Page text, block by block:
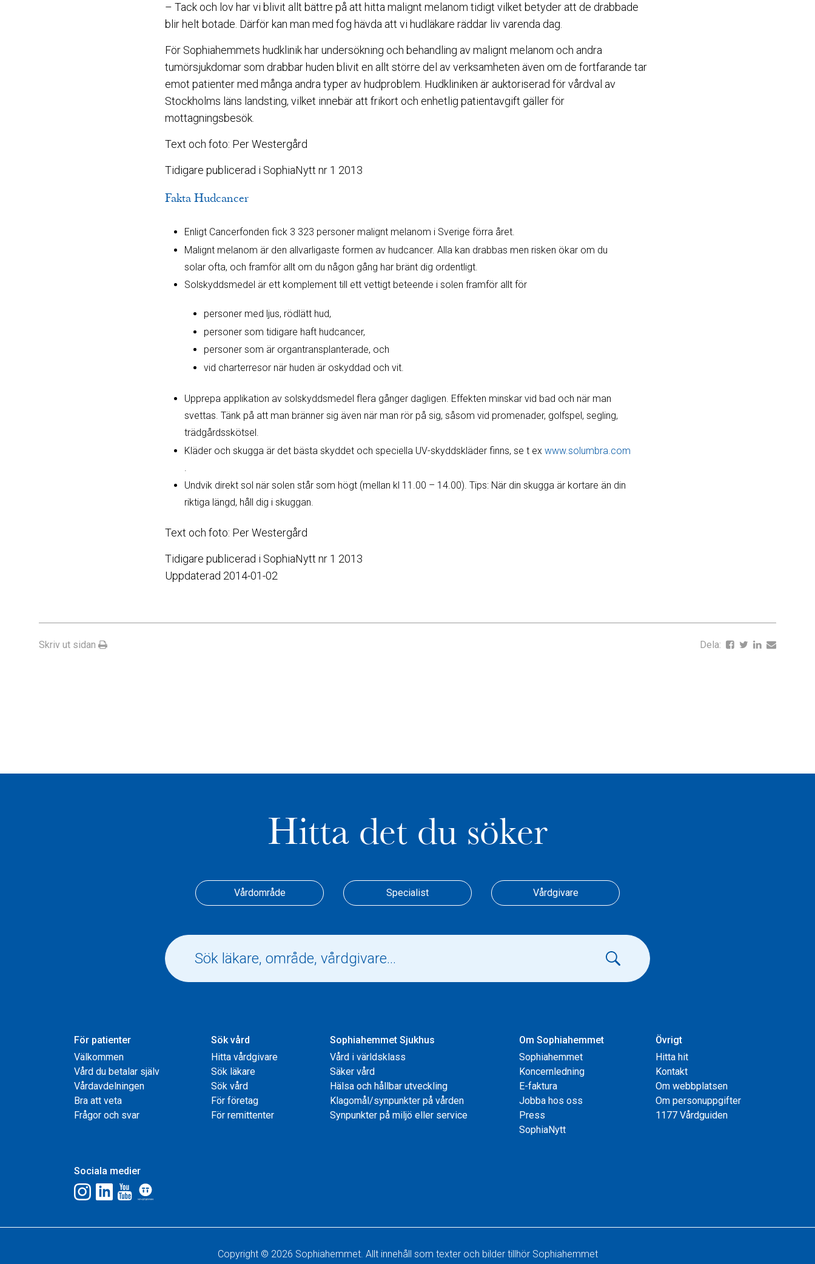
– Tack och lov har vi blivit allt bättre på att hitta malignt melanom tidigt vilket betyder att de drabbade
blir helt botade. Därför kan man med fog hävda att vi hudläkare räddar liv varenda dag.
För Sophiahemmets hudklinik har undersökning och behandling av malignt melanom och andra
tumörsjukdomar som drabbar huden blivit en allt större del av verksamheten även om de fortfarande tar
emot patienter med många andra typer av hudproblem. Hudkliniken är auktoriserad för vårdval av
Stockholms läns landsting, vilket innebär att frikort och enhetlig patientavgift gäller för
mottagningsbesök.
Text och foto: Per Westergård
Tidigare publicerad i SophiaNytt nr 1 2013
Fakta Hudcancer
Enligt Cancerfonden fick 3 323 personer malignt melanom i Sverige förra året.
Malignt melanom är den allvarligaste formen av hudcancer. Alla kan drabbas men risken ökar om du
solar ofta, och framför allt om du någon gång har bränt dig ordentligt.
Solskyddsmedel är ett komplement till ett vettigt beteende i solen framför allt för
personer med ljus, rödlätt hud,
personer som tidigare haft hudcancer,
personer som är organtransplanterade, och
vid charterresor när huden är oskyddad och vit.
Upprepa applikation av solskyddsmedel flera gånger dagligen. Effekten minskar vid bad och när man
svettas. Tänk på att man bränner sig även när man rör på sig, såsom vid promenader, golfspel, segling,
trädgårdsskötsel.
Kläder och skugga är det bästa skyddet och speciella UV-skyddskläder finns, se t ex www.solumbra.com
Undvik direkt sol när solen står som högt (mellan kl 11.00 – 14.00). Tips: När din skugga är kortare än din
riktiga längd, håll dig i skuggan.
Text och foto: Per Westergård
Tidigare publicerad i SophiaNytt nr 1 2013
Uppdaterad 2014-01-02
Skriv ut sidan Dela:
Hitta det du söker
Vårdområde Specialist Vårdgivare
För patienter
Välkommen
Vård du betalar själv
Vårdavdelningen
Bra att veta
Frågor och svar
Sök vård
Hitta vårdgivare
Sök läkare
Sök vård
För företag
För remittenter
Sophiahemmet Sjukhus
Vård i världsklass
Säker vård
Hälsa och hållbar utveckling
Klagomål/synpunkter på vården
Synpunkter på miljö eller service
Om Sophiahemmet
Sophiahemmet
Koncernledning
E-faktura
Jobba hos oss
Press
SophiaNytt
Övrigt
Hitta hit
Kontakt
Om webbplatsen
Om personuppgifter
1177 Vårdguiden
Sociala medier
Copyright © 2026 Sophiahemmet. Allt innehåll som texter och bilder tillhör Sophiahemmet